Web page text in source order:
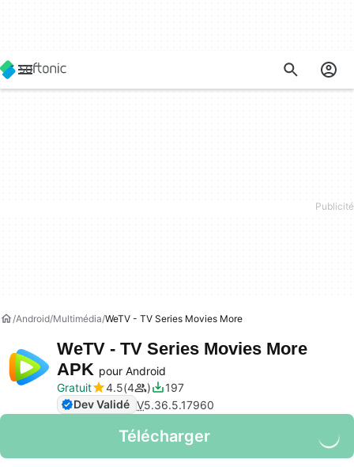
Android Multimédia WeTV - TV Series Movies More
WeTV - TV Series Movies More
APK pour Android
Gratuit
4.5 4
197
Dev Validé V5.36.5.17960
Télécharger